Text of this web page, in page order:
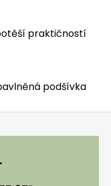
praktičností
podšívka